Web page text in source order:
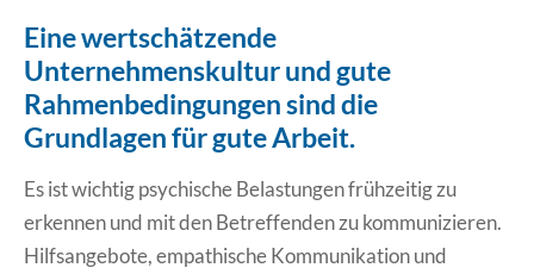
Eine wertschätzende
Unternehmenskultur und gute
Rahmenbedingungen sind die
Grundlagen für gute Arbeit.
Es ist wichtig psychische Belastungen frühzeitig zu
erkennen und mit den Betreffenden zu kommunizieren.
Hilfsangebote, empathische Kommunikation und